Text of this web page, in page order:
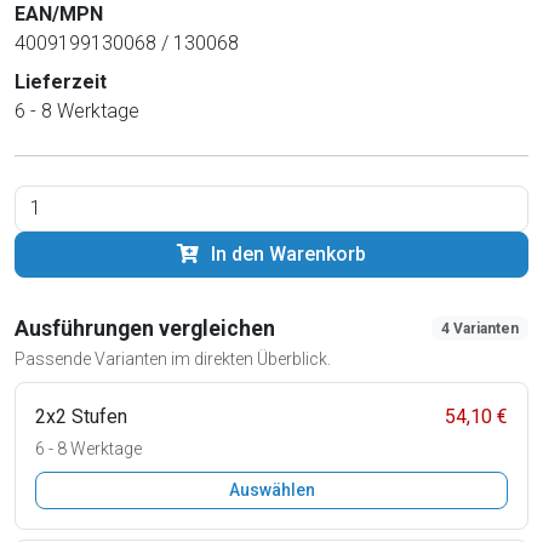
EAN/MPN
4009199130068 / 130068
Lieferzeit
6 - 8 Werktage
In den Warenkorb
Ausführungen vergleichen
Passende Varianten im direkten Überblick.
4 Varianten
2x2 Stufen 54,10 €
6 - 8 Werktage
Auswählen